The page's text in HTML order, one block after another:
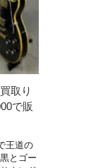
取り
で販
王道の
とゴー